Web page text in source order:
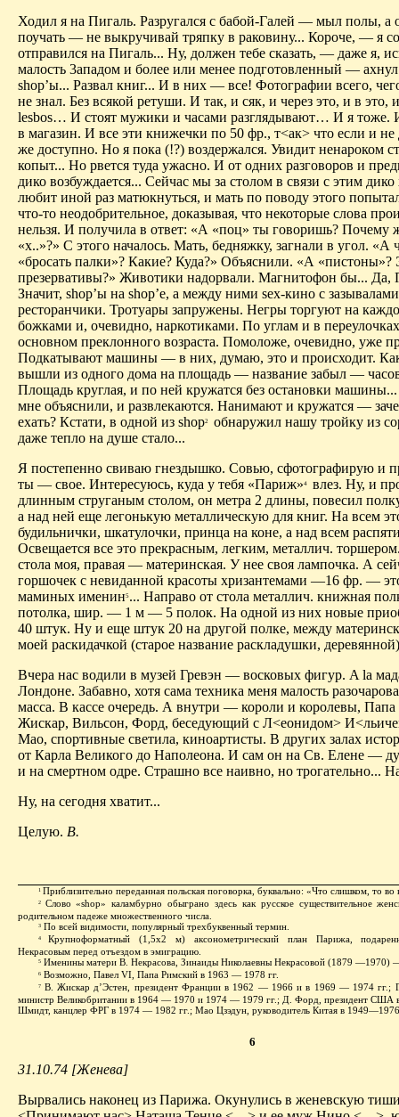
Ходил я на Пигаль. Разругался с бабой-Галей — мыл полы, а
поучать — не выкручивай тряпку в раковину... Короче, — я
отправился на Пигаль... Ну, должен тебе сказать, — даже я,
малость 3ападом и более или менее подготовленный —
shop’ы... Развал книг... И в них — все! Фотографии всего,
не знал. Без всякой ретуши. И так, и сяк, и через это, и в это,
lesbos… И стоят мужики и часами разглядывают… И я тоже.
в магазин. И все эти книжечки по 50 фр., т<ак> что если и не
же доступно. Но я пока (!?) воздержался. Увидит ненароком
копыт... Но рвется туда ужасно. И от одних разговоров и
дико возбуждается... Сейчас мы за столом в связи с этим
любит иной раз матюкнуться, и мать по поводу этого
что-то неодобрительное, доказывая, что некоторые слова
нельзя. И получила в ответ: «А «поц» ты говоришь? Почему
«х..»?» С этого началось. Мать, бедняжку, загнали в угол. «А
«бросать палки»? Какие? Куда?» Объяснили. «А
презервативы?» Животики надорвали. Магнитофон бы... Да,
Значит, shop’ы на shop’е, а между ними sex-кино с
ресторанчики. Тротуары запружены. Негры торгуют на
божками и, очевидно, наркотиками. По углам и в
основном преклонного возраста. Помоложе, очевидно, уже
Подкатывают машины — в них, думаю, это и происходит.
вышли из одного дома на площадь — название забыл —
Площадь круглая, и по ней кружатся без остановки
мне объяснили, и развлекаются. Нанимают и кружатся —
ехать? Кстати, в одной из shop2
обнаружил нашу тройку из
даже тепло на душе стало...
Я постепенно свиваю гнездышко. Совью, сфотографирую и
ты — свое. Интересуюсь, куда у тебя «Париж»4
влез. Ну, и
длинным струганым столом, он метра 2 длины, повесил
а над ней еще легонькую металлическую для книг. На всем
будильнички, шкатулочки, принца на коне, а над всем
Освещается все это прекрасным, легким, металлич.
стола моя, правая — материнская. У нее своя лампочка. А
горшочек с невиданной красоты хризантемами —16 фр. —
маминых именин5... Направо от стола металлич. книжная
потолка, шир. — 1 м — 5 полок. На одной из них новые
40 штук. Ну и еще штук 20 на другой полке, между
моей раскидачкой (старое название раскладушки,
Вчера нас водили в музей Гревэн — восковых фигур. A la
Лондоне. Забавно, хотя сама техника меня малость
масса. В кассе очередь. А внутри — короли и королевы,
Жискар, Вильсон, Форд, беседующий с Л<еонидом>
Мао, спортивные светила, киноартисты. В других залах
от Карла Великого до Наполеона. И сам он на Св. Елене —
и на смертном одре. Страшно все наивно, но трогательно...
Ну, на сегодня хватит...
Целую. В.
Приблизительно переданная польская поговорка, буквально: «Что слишком, то во
2 Слово «shop» каламбурно обыграно здесь как русское существительное
родительном падеже множественного числа.
3 По всей видимости, популярный трехбуквенный термин.
4 Крупноформатный (1,5x2 м) аксонометрический план Парижа,
Некрасовым перед отъездом в эмиграцию.
5 Именины матери В. Некрасова, Зинаиды Николаевны Некрасовой (1879 —1970)
6 Возможно, Павел VI, Папа Римский в 1963 — 1978 гг.
7
В. Жискар д’Эстен, президент Франции в 1962 — 1966 и в 1969 — 1974 гг.;
министр Великобритании в 1964 — 1970 и 1974 — 1979 гг.; Д. Форд, президент США
Шмидт, канцлер ФРГ в 1974 — 1982 гг.; Мао Цзэдун, руководитель Китая в 1949—1976
6
31.10.74 [Женева]
Вырвались наконец из Парижа. Окунулись в женевскую